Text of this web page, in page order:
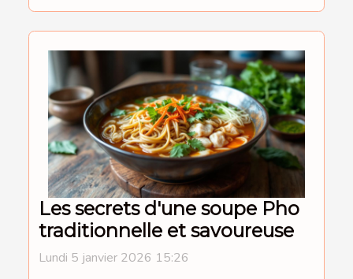
Les secrets d'une soupe Pho
traditionnelle et savoureuse
Lundi 5 janvier 2026 15:26